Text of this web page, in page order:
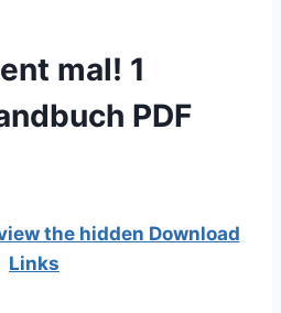
mal! 1
PDF
the hidden Download
Links